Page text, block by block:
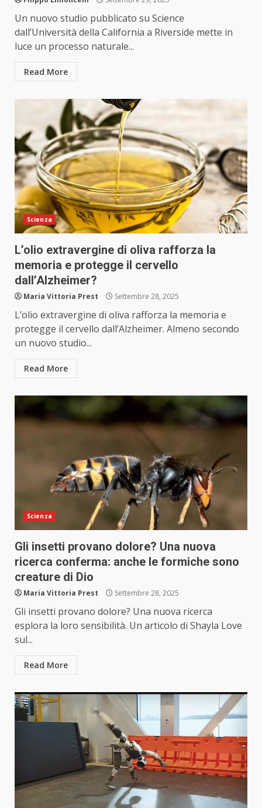
Un nuovo studio pubblicato su Science
dall’Università della California a Riverside mette in
luce un processo naturale...
Read More
Scienza
L’olio extravergine di oliva rafforza la
memoria e protegge il cervello
dall’Alzheimer?
Maria Vittoria Prest Settembre 28, 2025
L’olio extravergine di oliva rafforza la memoria e
protegge il cervello dall’Alzheimer. Almeno secondo
un nuovo studio...
Read More
Scienza
Gli insetti provano dolore? Una nuova
ricerca conferma: anche le formiche sono
creature di Dio
Maria Vittoria Prest Settembre 28, 2025
Gli insetti provano dolore? Una nuova ricerca
esplora la loro sensibilità. Un articolo di Shayla Love
sul...
Read More